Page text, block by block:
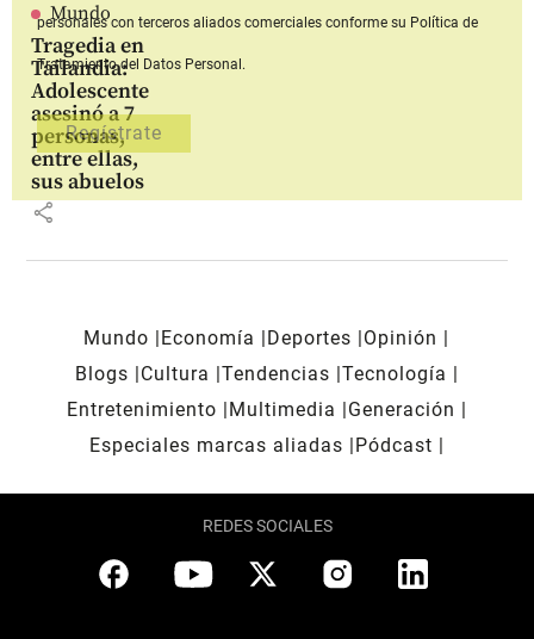
Mundo
Tragedia en
Tailandia:
Adolescente
asesinó a 7
personas,
entre ellas,
sus abuelos
share
personales con terceros aliados comerciales conforme su Política de
Tratamiento del Datos Personal.
Mundo Economía Deportes
Opinión
Blogs
Cultura Tendencias Tecnología
Entretenimiento
Multimedia
Generación
Especiales marcas aliadas
Pódcast
REDES SOCIALES